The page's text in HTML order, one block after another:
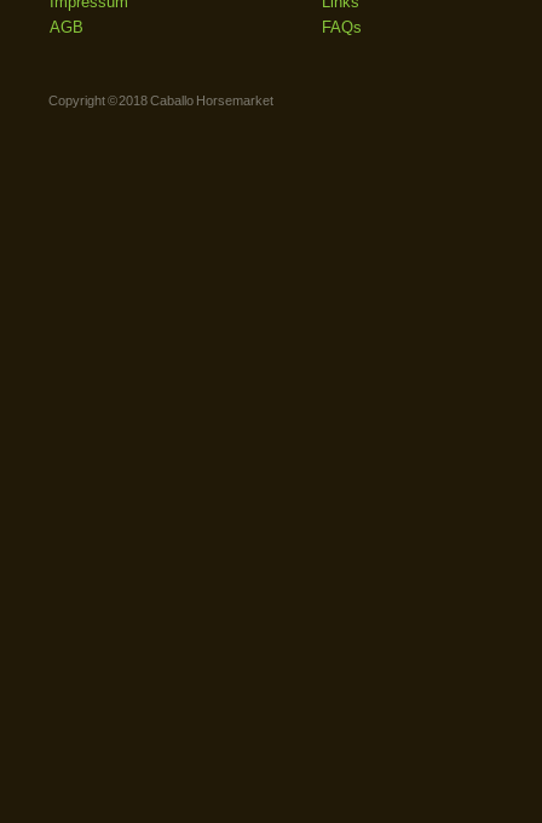
AGB
FAQs
Copyright © 2018 Caballo Horsemarket